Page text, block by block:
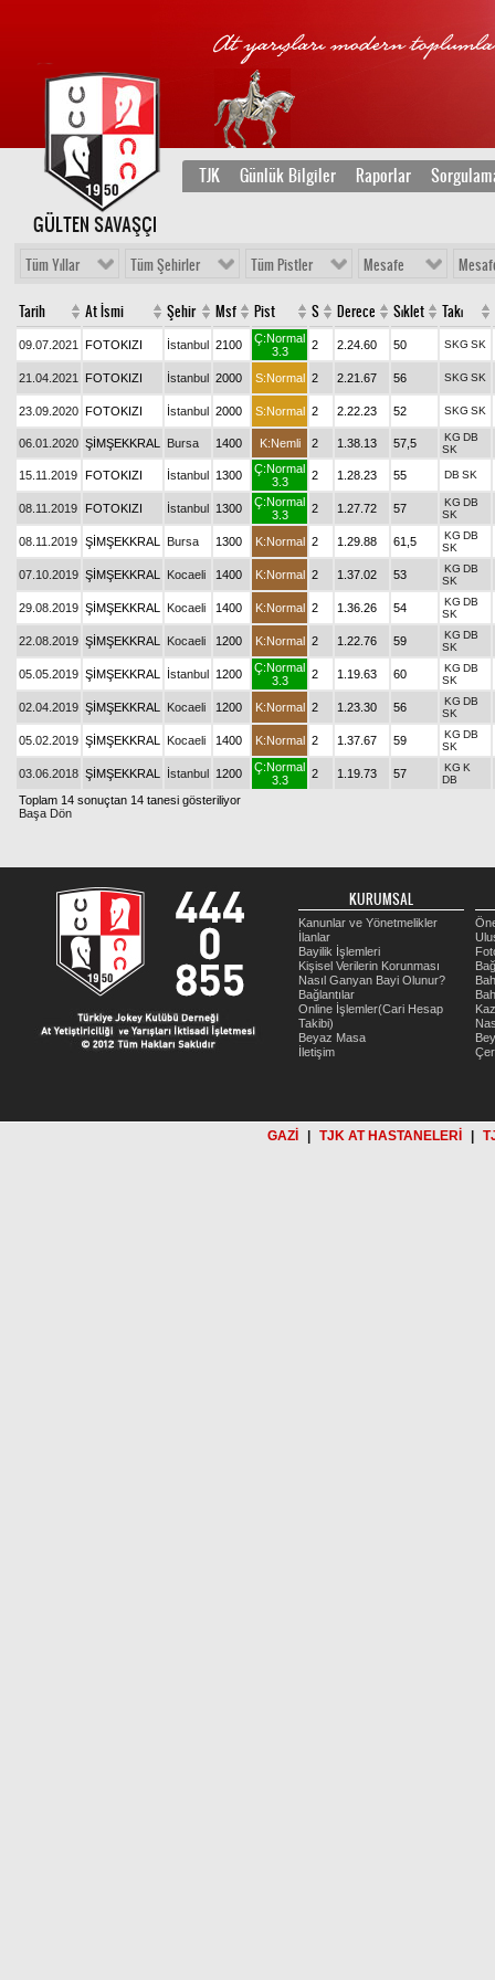
TJK Günlük Bilgiler Raporlar
GÜLTEN SAVAŞÇI
Tüm Yıllar Tüm Şehirler Tüm Pistler Mesafe
Tarih At İsmi Şehir Msf Pist S Derece Sıklet Takı
09.07.2021 FOTOKIZI İstanbul 2100
Ç:Normal
3.3
2 2.24.60 50 SKG SK
21.04.2021 FOTOKIZI İstanbul 2000 S:Normal 2 2.21.67 56 SKG SK
23.09.2020 FOTOKIZI İstanbul 2000 S:Normal 2 2.22.23 52 SKG SK
06.01.2020 ŞİMŞEKKRAL Bursa 1400 K:Nemli 2 1.38.13 57,5 KG DB
SK
15.11.2019 FOTOKIZI İstanbul 1300
Ç:Normal
3.3
2 1.28.23 55 DB SK
08.11.2019 FOTOKIZI İstanbul 1300
Ç:Normal
3.3
2 1.27.72 57 KG DB
SK
08.11.2019 ŞİMŞEKKRAL Bursa 1300 K:Normal 2 1.29.88 61,5 KG DB
SK
07.10.2019 ŞİMŞEKKRAL Kocaeli 1400 K:Normal 2 1.37.02 53 KG DB
SK
29.08.2019 ŞİMŞEKKRAL Kocaeli 1400 K:Normal 2 1.36.26 54 KG DB
SK
22.08.2019 ŞİMŞEKKRAL Kocaeli 1200 K:Normal 2 1.22.76 59 KG DB
SK
05.05.2019 ŞİMŞEKKRAL İstanbul 1200
Ç:Normal
3.3
2 1.19.63 60 KG DB
SK
02.04.2019 ŞİMŞEKKRAL Kocaeli 1200 K:Normal 2 1.23.30 56 KG DB
SK
05.02.2019 ŞİMŞEKKRAL Kocaeli 1400 K:Normal 2 1.37.67 59 KG DB
SK
03.06.2018 ŞİMŞEKKRAL İstanbul 1200
Ç:Normal
3.3
2 1.19.73 57 KG K
DB
Toplam 14 sonuçtan 14 tanesi gösteriliyor
Başa Dön
KURUMSAL
Kanunlar ve Yönetmelikler
İlanlar
Bayilik İşlemleri
Kişisel Verilerin Korunması
Nasıl Ganyan Bayi Olunur?
Bağlantılar
Online İşlemler(Cari Hesap
Takibi)
Beyaz Masa
İletişim
GAZİ TJK AT HASTANELERİ